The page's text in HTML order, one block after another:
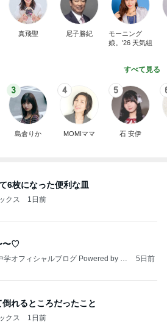
真飛聖 尼子勝紀
モーニング
娘。'26 天気組
すべて見る
3
島倉りか
4
MOMIママ
5
石 安伊
6枚になった便利な皿
クス 1日前
〜♡
学オフィシャルブログ Powered by A
5日前
れるところだったこと
クス 1日前